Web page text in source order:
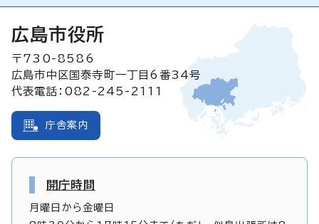
広島市役所
〒730-8586
広島市中区国泰寺町一丁目6番34号
代表電話：082-245-2111
庁舎案内
開庁時間
月曜日から金曜日